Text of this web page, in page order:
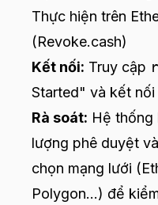
Thực hiện trên
(Revoke.cash)
Kết nối: Truy cập
Started" và kết nối
Rà soát: Hệ thống
lượng phê duyệt
chọn mạng lưới
Polygon...) để